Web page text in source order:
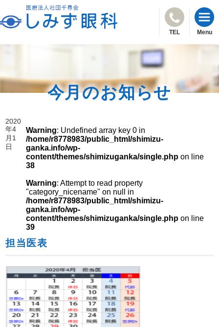
TEL Menu
今月のお知らせ
2020
年4
月1
日
Warning: Undefined array key 0 in
/home/r8778983/public_html/shimizu-
ganka.info/wp-
content/themes/shimizuganka/single.php on line
38
Warning: Attempt to read property
"category_nicename" on null in
/home/r8778983/public_html/shimizu-
ganka.info/wp-
content/themes/shimizuganka/single.php on line
39
担当医表